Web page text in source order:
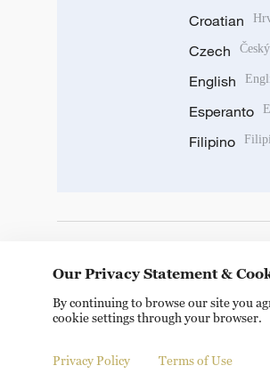
Croatian
Czech Český
English
Esperanto
Filipino
Copyright © 2024 CGTN. 京ICP备
Our Privacy Statement &
By continuing to browse our site you
cookie settings through your browser.
Privacy Policy Terms of Use